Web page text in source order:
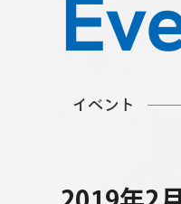
イベント